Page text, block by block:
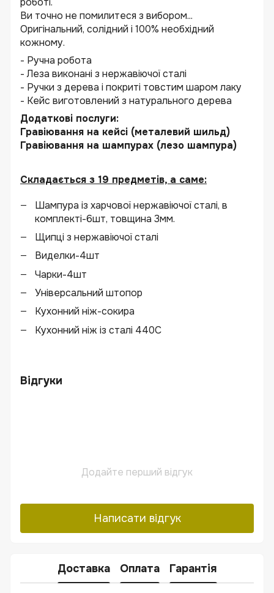
Ви точно не помилитеся з вибором...
Оригінальний, солідний і 100% необхідний
кожному.
- Ручна робота
- Леза виконані з нержавіючої сталі
- Ручки з дерева і покриті товстим шаром лаку
- Кейс виготовлений з натурального дерева
Додаткові послуги:
Гравіювання на кейсі (металевий шильд)
Гравіювання на шампурах (лезо шампура)
Складається з 19 предметів, а саме:
Шампура із харчової нержавіючої сталі, в
комплекті-6шт, товщина 3мм.
Щипці з нержавіючої сталі
Виделки-4шт
Чарки-4шт
Універсальний штопор
Кухонний ніж-сокира
Кухонний ніж із сталі 440С
Відгуки
Додайте перший відгук
Написати відгук
Доставка Оплата Гарантія